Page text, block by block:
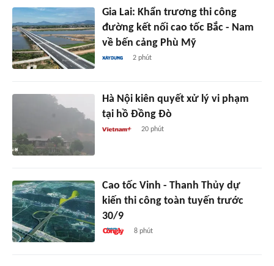
Gia Lai: Khẩn trương thi công
đường kết nối cao tốc Bắc - Nam
về bến cảng Phù Mỹ
2 phút
Hà Nội kiên quyết xử lý vi phạm
tại hồ Đồng Đò
20 phút
Cao tốc Vinh - Thanh Thủy dự
kiến thi công toàn tuyến trước
30/9
8 phút